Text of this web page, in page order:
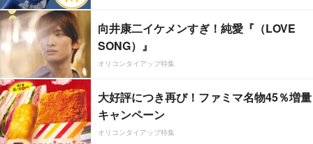
向井康二イケメンすぎ！純愛『（LOVE
SONG）』
オリコンタイアップ特集
大好評につき再び！ファミマ名物45％増量
キャンペーン
オリコンタイアップ特集